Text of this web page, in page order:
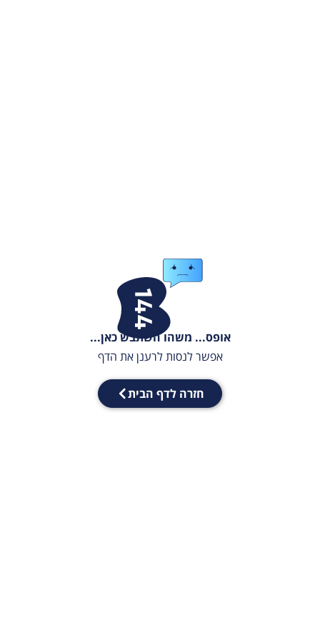
אופס... משהו השתבש כאן...
אפשר לנסות לרענן את הדף
חזרה לדף הבית